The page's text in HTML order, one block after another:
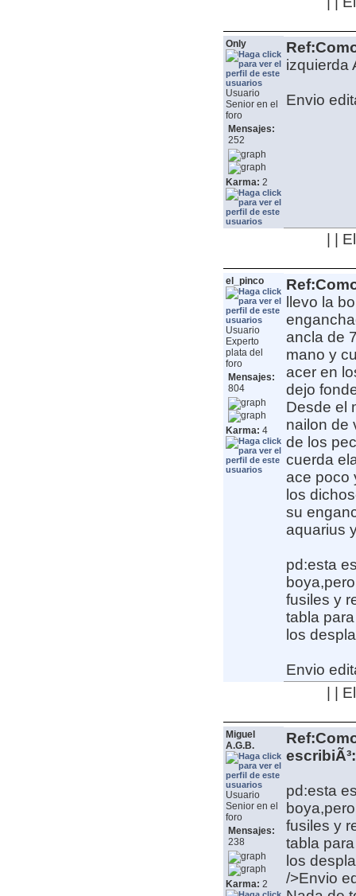
Only
Usuario
Senior en el
foro
Mensajes:
252
Karma: 2
izquierda
Envio
| |
el_pinco
Usuario
Experto
plata del
foro
Mensajes:
804
Karma: 4
llevo la
ancla de
mano y
acer en
dejo
Desde el
nailon de
de los
cuerda
ace poco
los
su
aquarius
pd:esta
fusiles y
tabla
los
Envio
| |
Miguel
A.G.B.
Usuario
Senior en el
foro
Mensajes:
238
Karma: 2
escribiÃ³:
pd:esta
fusiles y
tabla
los
/>Envio